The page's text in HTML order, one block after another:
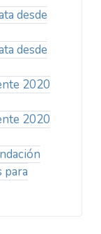
desde
desde
2020
2020
para